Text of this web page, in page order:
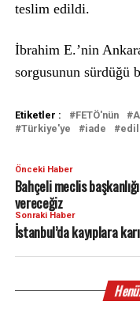
teslim edildi.
İbrahim E.’nin
sorgusunun sürdüğü
Etiketler : FETÖ'nün
Türkiye'ye
iade
Önceki Haber
Bahçeli meclis
vereceğiz
Sonraki Haber
İstanbul’da kayıplara